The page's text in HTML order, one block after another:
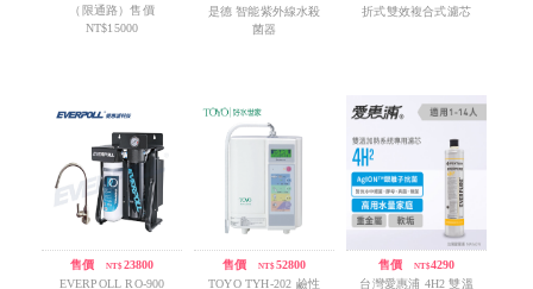
（限通路）售價
NT$15000
是德 智能紫外線水殺
菌器
折式雙效複合式濾芯
售價 /NT$23800
EVERPOLL RO-900
售價 /NT$52800
TOYO TYH-202 鹼性
售價/ NT$4290
台灣愛惠浦 4H2 雙溫